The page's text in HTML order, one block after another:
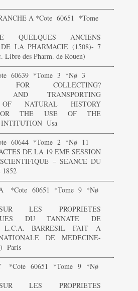
A *Cote 60651 *Tome
QUELQUES ANCIENS
LA PHARMACIE (1508)- 7
Libre des Pharm. de Rouen)
60639 *Tome 3 *Nø 3
FOR COLLECTING?
AND TRANSPORTING
OF NATURAL HISTORY
FOR THE USE OF THE
Usa
60644 *Tome 2 *Nø 11
DE LA 19 EME SESSION
– SEANCE DU
1852
*Cote 60651 *Tome 9 *Nø
LES PROPRIETES
DU TANNATE DE
L.C.A. BARRESIL FAIT A
DE MEDECINE-
Paris
*Cote 60651 *Tome 9 *Nø
LES PROPRIETES